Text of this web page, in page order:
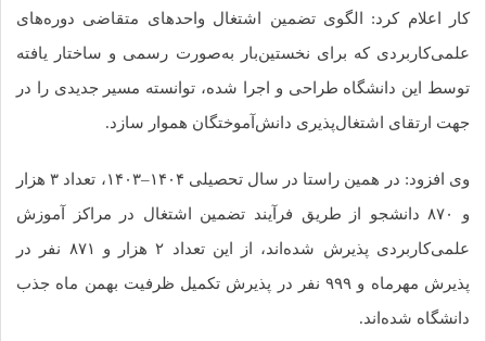
اعلام کرد: الگوی تضمین اشتغال واحدهای متقاضی دوره‌های
که برای نخستین‌بار به‌صورت رسمی و ساختار یافته
این دانشگاه طراحی و اجرا شده، توانسته مسیر جدیدی را در
ارتقای اشتغال‌پذیری دانش‌آموختگان هموار سازد.
وی افزود: در همین راستا در سال تحصیلی ۱۴۰۴–۱۴۰۳، تعداد ۳ هزار
و ۸۷۰ دانشجو از طریق فرآیند تضمین اشتغال در مراکز آموزش
علمی‌کاربردی پذیرش شده‌اند، از این تعداد ۲ هزار و ۸۷۱ نفر در
پذیرش مهرماه و ۹۹۹ نفر در پذیرش تکمیل ظرفیت بهمن ماه جذب
شده‌اند.